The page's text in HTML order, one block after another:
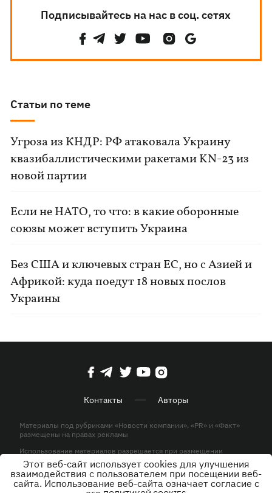
Подписывайтесь на нас в соц. сетях
Статьи по теме
Угроза из КНДР: РФ атаковала Украину
квазибаллистическими ракетами KN-23 из
новой партии
Если не НАТО, то что: в какие оборонные
союзы может вступить Украина
Без США и ключевых стран ЕС, но с Азией и
Африкой: куда поедут 18 новых послов
Украины
Контакты Авторы
Материалы под рубриками «Новости компании», «PR» и «Факт»
размещены на правах рекламы
Использование материалов разрешается при размещении
активной гиперссылки на KP.UA в первом абзаце.
© ООО «ЮЛАВ МЕДИА»,2026. Все права защищены.
Этот веб-сайт использует cookies для улучшения
взаимодействия с пользователем при посещении веб-
сайта. Использование веб-сайта означает согласие с